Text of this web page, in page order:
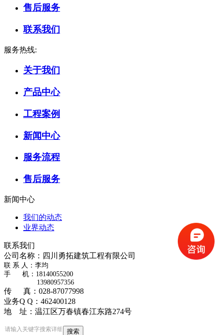
售后服务
联系我们
服务热线:
关于我们
产品中心
工程案例
新闻中心
服务流程
售后服务
新闻中心
我们的动态
业界动态
联系我们
公司名称：四川勇拓建筑工程有限公司
​联 系 人：李均
手 机：18140055200
13980957356
传 真：028-87077998
业务Q Q：462400128
地 址：温江区万春镇春江东路274号